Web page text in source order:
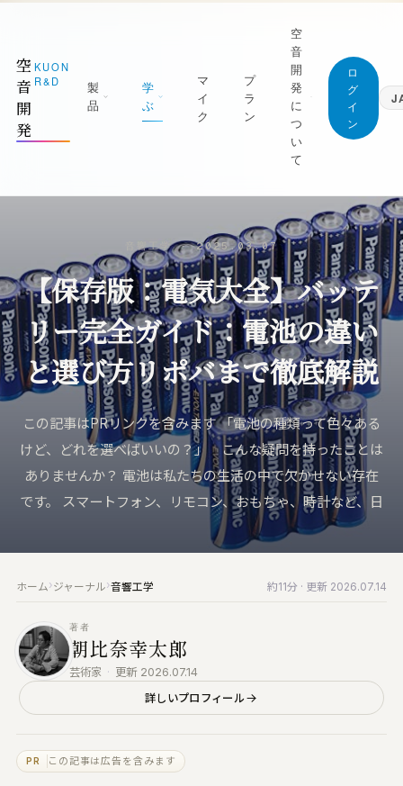
空
音
開
発
KUON
R&D
製
品
日を捉える｜P-86S・KUON DAW・
DAR・LESSON RECORDER
整える
の一本にする｜MONTAGE・
・ANALYZER・INTONATION
残す
へ届ける｜Vault・DDP PLAYER・
・Collaborate
ての製品
NOTE
ンドマップ
DAW
ウザ DAW｜録音・編集・ミックス
し
学
ぶ
最新の記事
新着と、書き直した記事を新しい順に
録音技術
マイクの立て方と楽器別の録り方
部屋と音響
残響・反射・測定・ルームアコースティック
録音機材
マイク・レコーダー・インターフェース
仕上げ
編集・マスタリング・DAW・自動化
楽典・和声・楽器・演奏・音楽史
音響工学
KUON AI
読んでも分からないことは、聞いてください。
音楽は生成しません
KUON NOTE
マインドマップ
マ
イ
ク
プ
ラ
ン
空
音
開
発
に
つ
い
て
マニフェスト
なぜ空音開発を作るのか
創業者
朝比奈幸太郎
世界初の技術
ブラウザだけで完結することを、世界で初め
実現した技術
KUON の仕組み
ブラウザで完結する設計と、データの扱い
みなさんの声
バグ報告・改善案 (ログイン不要)
お問い合わせ
ご質問・ご相談はこちらから
ロ
グ
イ
ン
日本語
Deutsch
German
繁體中文
Traditional Chinese
音響工学·2025.03.07
【保存版：電気大全】バッテ
リー完全ガイド：電池の違い
と選び方リポバまで徹底解説
この記事はPRリンクを含みます 「電池の種類って色々ある
けど、どれを選べばいいの？」 こんな疑問を持ったことは
ありませんか？ 電池は私たちの生活の中で欠かせない存在
です。 スマートフォン、リモコン、おもちゃ、時計など、日
ホーム›ジャーナル›音響工学 約11分 · 更新 2026.07.14
著者
朝比奈幸太郎
芸術家 · 更新 2026.07.14
詳しいプロフィール
PR この記事は広告を含みます